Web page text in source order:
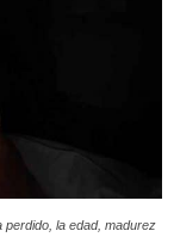
perdido, la edad, madurez